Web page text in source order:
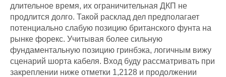
длительное время, их ограничительная ДКП не
продлится долго. Такой расклад дел предполагает
потенциально слабую позицию британского фунта на
рынке форекс. Учитывая более сильную
фундаментальную позицию гринбэка, логичным вижу
сценарий шорта кабеля. Вход буду рассматривать при
закреплении ниже отметки 1,2128 и продолжении